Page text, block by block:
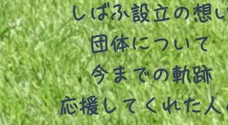
しばふ設立の想
団体について
今までの軌跡
応援してくれた人